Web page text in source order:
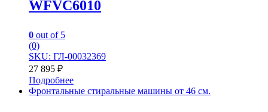
WFVC6010
0 out of 5
(0)
SKU: ГЛ-00032369
27 895 ₽
Подробнее
Фронтальные стиральные машины от 46 см.